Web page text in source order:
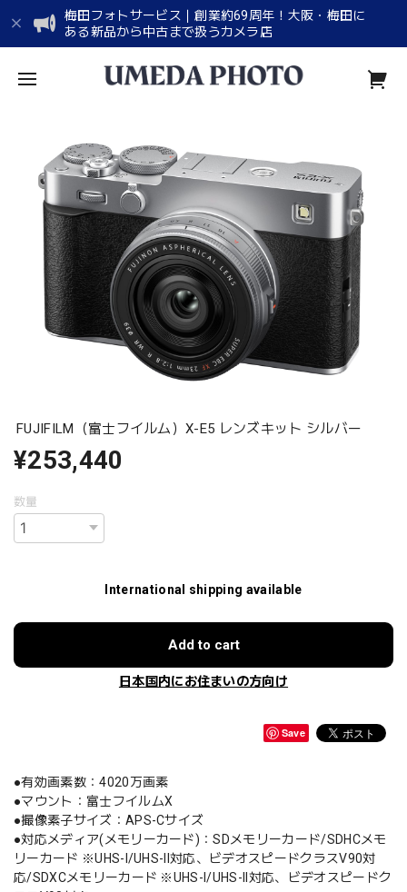
梅田フォトサービス｜創業約69周年！大阪・梅田に
ある新品から中古まで扱うカメラ店
FUJIFILM（富士フイルム）X-E5 レンズキット シルバー
¥253,440
数量
International shipping available
Add to cart
日本国内にお住まいの方向け
Save
●有効画素数：4020万画素
●マウント：富士フイルムX
●撮像素子サイズ：APS-Cサイズ
●対応メディア(メモリーカード)：SDメモリーカード/SDHCメモ
リーカード ※UHS-I/UHS-II対応、ビデオスピードクラスV90対
応/SDXCメモリーカード ※UHS-I/UHS-II対応、ビデオスピードク